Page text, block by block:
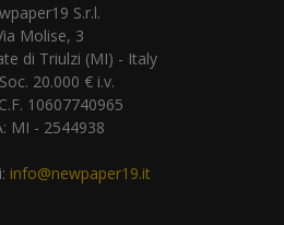
S.r.l.
Molise, 3
di Triulzi (MI) - Italy
20.000 € i.v.
10607740965
MI - 2544938
info@newpaper19.it